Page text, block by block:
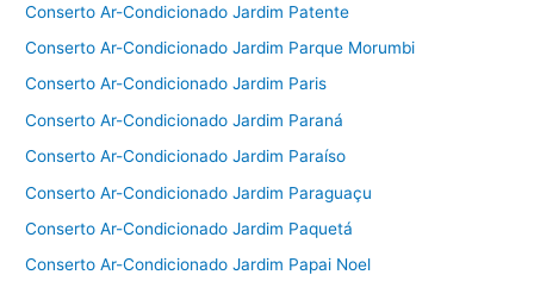
Conserto Ar-Condicionado Jardim Patente
Conserto Ar-Condicionado Jardim Parque Morumbi
Conserto Ar-Condicionado Jardim Paris
Conserto Ar-Condicionado Jardim Paraná
Conserto Ar-Condicionado Jardim Paraíso
Conserto Ar-Condicionado Jardim Paraguaçu
Conserto Ar-Condicionado Jardim Paquetá
Conserto Ar-Condicionado Jardim Papai Noel